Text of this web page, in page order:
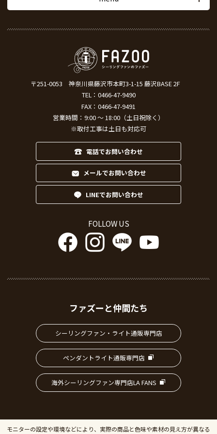
〒251-0053
神奈川県藤沢市本町3-1-15 藤沢BASE 2F
TEL： 0466-47-9490
FAX：0466-47-9491
営業時間：9:00 ～ 18:00（土日祝除く）
※取付工事は土日も対応可
電話でお問い合わせ
メールでお問い合わせ
LINEでお問い合わせ
FOLLOW US
ファズーと仲間たち
シーリングファン・ライト通販専門店
ペンダントライト通販専門店
海外シーリングファン専門店LA FANS
モニターの設定や環境などにより、実際の商品と色味や素材の見え方が異なる